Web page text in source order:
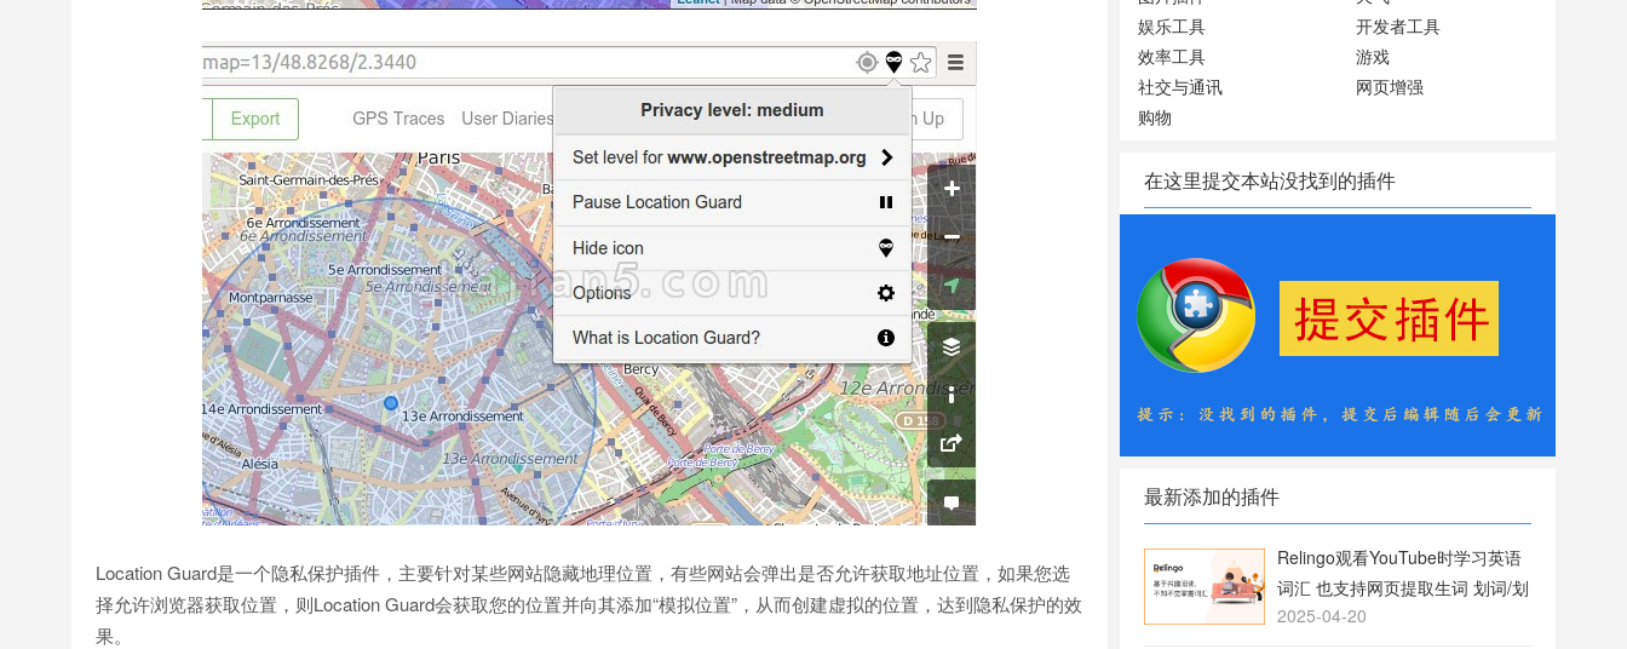
Location Guard是一个隐私保护插件，主要针对某些网站隐藏地理位置，有些网站会弹出是否允许获取地址位置，如果您选
择允许浏览器获取位置，则Location Guard会获取您的位置并向其添加“模拟位置”，从而创建虚拟的位置，达到隐私保护的效
果。
娱乐工具
开发者工具
效率工具
游戏
社交与通讯
网页增强
购物
在这里提交本站没找到的插件
最新添加的插件
Relingo观看YouTube时学习英语
词汇 也支持网页提取生词 划词/划
句翻译
2025-04-20